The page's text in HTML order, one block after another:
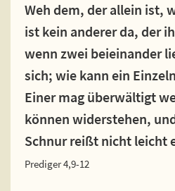
Weh dem, der allein ist,
ist kein anderer da, der
wenn zwei beieinander
sich; wie kann ein
Einer mag überwältigt
können widerstehen,
Schnur reißt nicht leicht
Prediger 4,9-12